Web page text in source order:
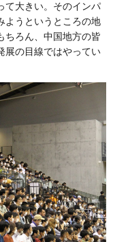
て大きい。そのインパ
ようというところの地
ちろん、中国地方の皆
展の目線ではやってい